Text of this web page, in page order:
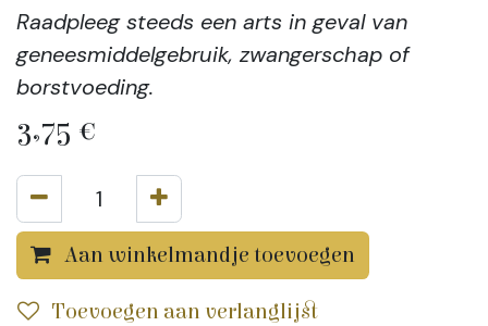
Raadpleeg steeds een arts in geval van
geneesmiddelgebruik, zwangerschap of
borstvoeding.
3,75 €
Aan winkelmandje toevoegen
Toevoegen aan verlanglijst